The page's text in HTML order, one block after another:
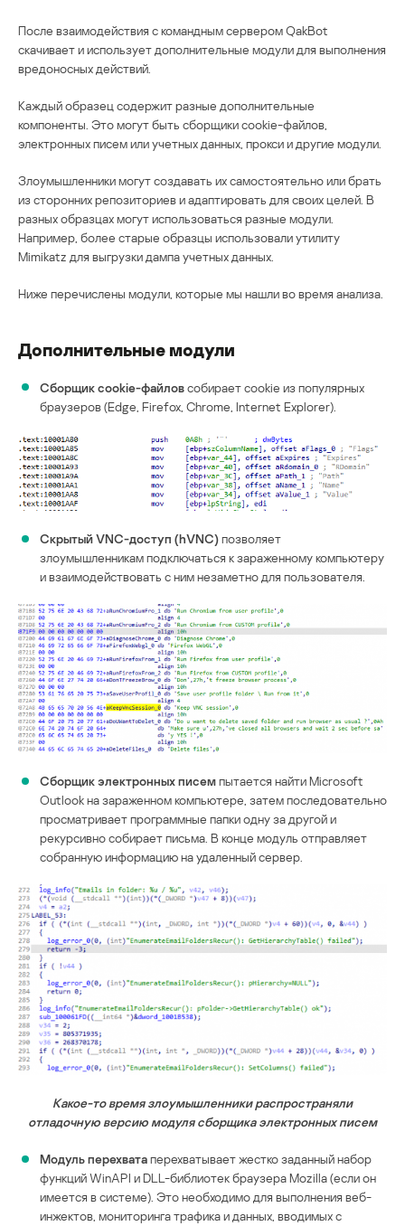
После взаимодействия с командным сервером QakBot
скачивает и использует дополнительные модули для выполнения
вредоносных действий.
Каждый образец содержит разные дополнительные
компоненты. Это могут быть сборщики cookie-файлов,
электронных писем или учетных данных, прокси и другие модули.
Злоумышленники могут создавать их самостоятельно или брать
из сторонних репозиториев и адаптировать для своих целей. В
разных образцах могут использоваться разные модули.
Например, более старые образцы использовали утилиту
Mimikatz для выгрузки дампа учетных данных.
Ниже перечислены модули, которые мы нашли во время анализа.
Дополнительные модули
Сборщик cookie-файловсобирает cookie из популярных
браузеров (Edge, Firefox, Chrome, Internet Explorer).
Скрытый VNC-доступ (hVNC)позволяет
злоумышленникам подключаться к зараженному компьютеру
и взаимодействовать с ним незаметно для пользователя.
Сборщик электронных писемпытается найти Microsoft
Outlook на зараженном компьютере, затем последовательно
просматривает программные папки одну за другой и
рекурсивно собирает письма. В конце модуль отправляет
собранную информацию на удаленный сервер.
Какое-то время злоумышленники распространяли
отладочную версию модуля сборщика электронных писем
Модуль перехватаперехватывает жестко заданный набор
функций WinAPI и DLL-библиотек браузера Mozilla (если он
имеется в системе). Это необходимо для выполнения веб-
инжектов, мониторинга трафика и данных, вводимых с